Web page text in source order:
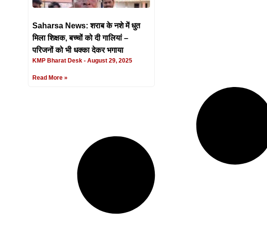
Saharsa News: शराब के नशे में धुत
मिला शिक्षक, बच्चों को दी गालियां –
परिजनों को भी धक्का देकर भगाया
KMP Bharat Desk August 29, 2025
Read More »